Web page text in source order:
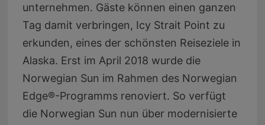
unternehmen. Gäste können einen ganzen
Tag damit verbringen, Icy Strait Point zu
erkunden, eines der schönsten Reiseziele in
Alaska. Erst im April 2018 wurde die
Norwegian Sun im Rahmen des Norwegian
Edge®-Programms renoviert. So verfügt
die Norwegian Sun nun über modernisierte